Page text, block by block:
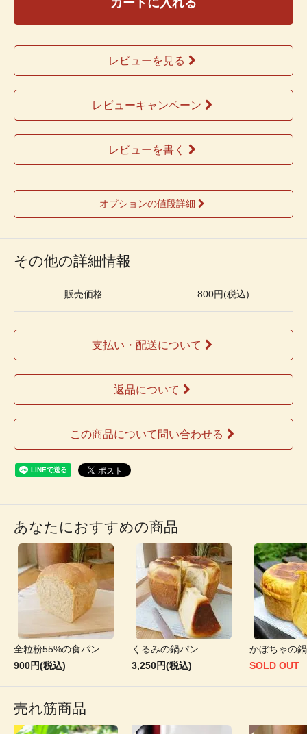
レビューを見る
レビューキャンペーン
レビューを書く
オプションの値段詳細
その他の詳細情報
販売価格 800円(税込)
支払い・配送について
返品について
この商品について問い合わせる
あなたにおすすめの商品
全粒粉55%の食パン
900円(税込)
くるみの鍋パン
3,250円(税込)
かぼちゃの
SOLD OUT
売れ筋商品